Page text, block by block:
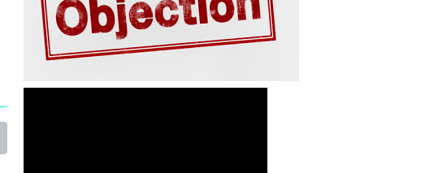
Σύμβαση Ακουστικών/
Ορθοπεδικά/ Αναπνευστικές
συσκευές
-Σύμβαση Σκευασμάτων Ειδικής